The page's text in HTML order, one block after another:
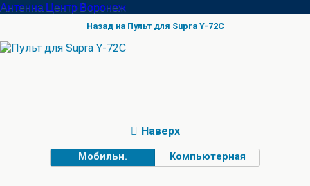
Антенна Центр Воронеж
Назад на Пульт для Supra Y-72C
Наверх
Мобильн. Компьютерная